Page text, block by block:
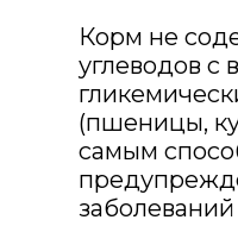
Корм не
углеводов с
(пшеницы,
самым